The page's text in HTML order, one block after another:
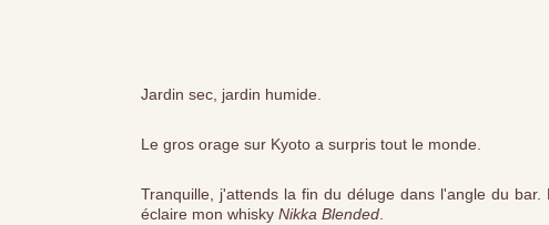
Jardin sec, jardin humide.
Le gros orage sur Kyoto a surpris tout le monde.
Tranquille, j'attends la fin du déluge dans l'angle du
éclaire mon whisky Nikka Blended.